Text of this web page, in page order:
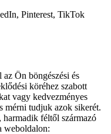
Pinterest, TikTok
Ön böngészési és
köréhez szabott
vagy kedvezményes
mérni tudjuk azok sikerét.
harmadik féltől származó
weboldalon: